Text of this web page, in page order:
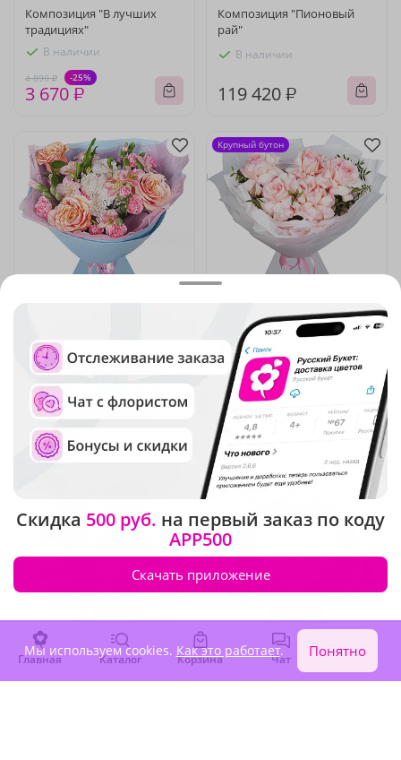
Композиция "В лучших
традициях"
В наличии
4 890 ₽ -25%
3 670 ₽
Композиция "Пионовый
рай"
В наличии
119 420 ₽
5(981)
Букет "В ожидании чуда"
В наличии
2 940 ₽
5(1767)
Букет "Жемчужина любви"
В наличии
3 740 ₽ -10%
3 370 ₽
Крупный бутон
5(508) 5(146)
Главная Каталог Корзина Чат Войти
Скидка 500 руб. на первый заказ по коду
APP500
Скачать приложение
Мы используем cookies. Как это работает. Понятно